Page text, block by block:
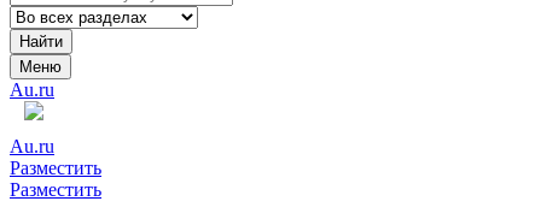
Найти
Меню
Au.ru
Au.ru
Разместить
Разместить